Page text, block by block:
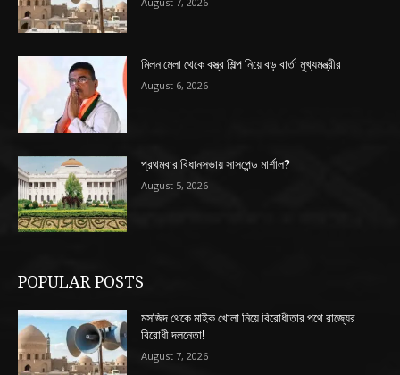
মিলন মেলা থেকে বস্ত্র শিল্প নিয়ে বড় বার্তা মুখ্যমন্ত্রীর
August 6, 2026
প্রথমবার বিধানসভায় সাসপেন্ড মার্শাল?
August 5, 2026
POPULAR POSTS
মসজিদ থেকে মাইক খোলা নিয়ে বিরোধীতার পথে রাজ্যের
বিরোধী দলনেতা!
August 7, 2026